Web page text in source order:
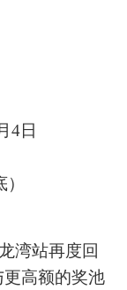
4日
湾站再度回
高额的奖池